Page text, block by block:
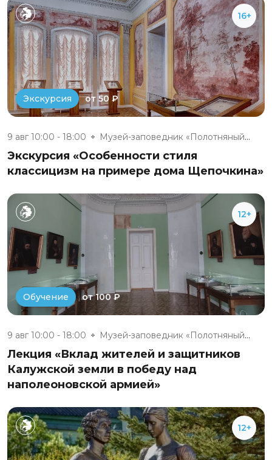
16+
Экскурсия от 50 ₽
9 авг 10:00 - 18:00 Музей-заповедник «Полотняный З...
Экскурсия «Особенности стиля
классицизм на примере дома Щепочкина»
12+
Обучение от 100 ₽
9 авг 10:00 - 18:00 Музей-заповедник «Полотняный З...
Лекция «Вклад жителей и защитников
Калужской земли в победу над
наполеоновской армией»
12+